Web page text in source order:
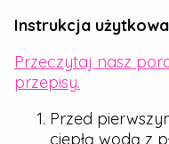
Instrukcja
Przeczytaj nasz
przepisy.
Przed
ciepłą wodą z